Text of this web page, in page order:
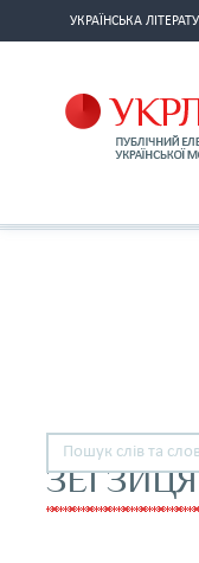
УКРАЇНСЬКА
ЗЕГЗИЦЯ